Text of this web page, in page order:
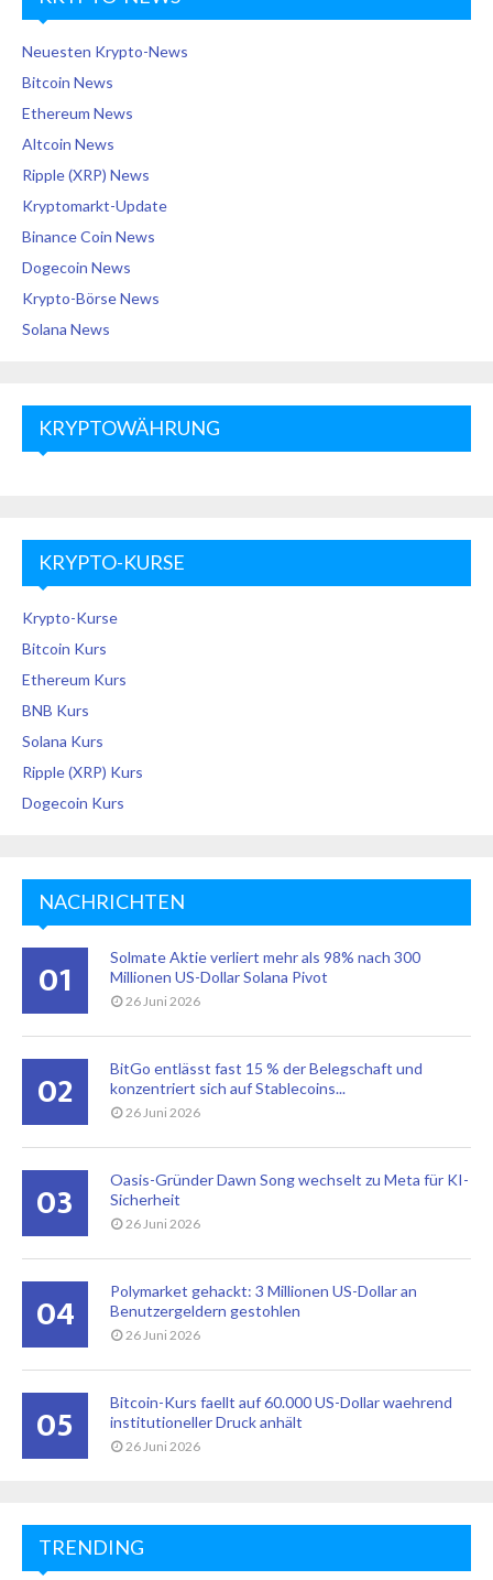
Neuesten Krypto-News
Bitcoin News
Ethereum News
Altcoin News
Ripple (XRP) News
Kryptomarkt-Update
Binance Coin News
Dogecoin News
Krypto-Börse News
Solana News
KRYPTOWÄHRUNG
KRYPTO-KURSE
Krypto-Kurse
Bitcoin Kurs
Ethereum Kurs
BNB Kurs
Solana Kurs
Ripple (XRP) Kurs
Dogecoin Kurs
NACHRICHTEN
01
Solmate Aktie verliert mehr als 98% nach 300
Millionen US-Dollar Solana Pivot
26 Juni 2026
02
BitGo entlässt fast 15 % der Belegschaft und
konzentriert sich auf Stablecoins...
26 Juni 2026
03
Oasis-Gründer Dawn Song wechselt zu Meta für KI-
Sicherheit
26 Juni 2026
04
Polymarket gehackt: 3 Millionen US-Dollar an
Benutzergeldern gestohlen
26 Juni 2026
05
Bitcoin-Kurs faellt auf 60.000 US-Dollar waehrend
institutioneller Druck anhält
26 Juni 2026
TRENDING